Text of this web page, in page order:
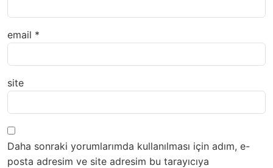
email *
site
Daha sonraki yorumlarımda kullanılması için adım, e-
posta adresim ve site adresim bu tarayıcıya